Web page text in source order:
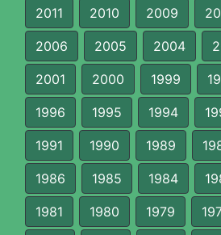
2011 2010 2009
2006 2005 2004
2001 2000 1999
1996 1995 1994
1991 1990 1989
1986 1985 1984
1981 1980 1979